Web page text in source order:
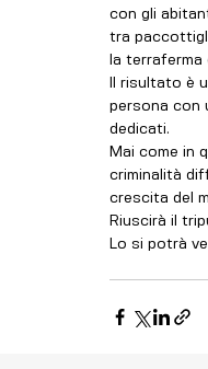
con gli
tra
la terraferma
Il risultato è
persona con
dedicati.
Mai come in
criminalità
crescita del
Riuscirà il
Lo si potrà